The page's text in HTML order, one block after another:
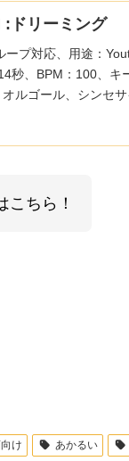
:ドリーミング
ープ対応、用途：
秒、BPM：100、キ
ルゴール、シンセ
オルゴールとシンセ
こちら！
け あかるい